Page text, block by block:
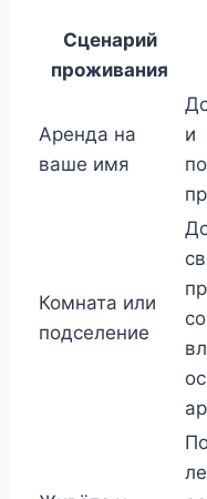
Сценарий
проживания
Аренда на
ваше имя
и
Комната или
подселение